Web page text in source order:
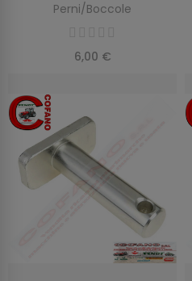
Perni/Boccole
6,00 €